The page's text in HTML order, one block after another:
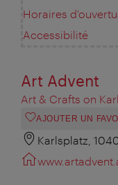
Horaires
Accessibilité
Art Advent
Art & Crafts on
AJOUTER UN
Karlsplatz,